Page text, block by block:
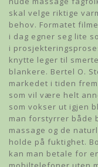
skal velge riktige
behov. Formatet
i dag egner seg lite
i
knytte leger til
blankere. Bertel O.
markedet i tiden
som vil være helt
som vokser ut igjen
man forstyrrer både
massage og de
holde på fuktighet.
kan man betale for